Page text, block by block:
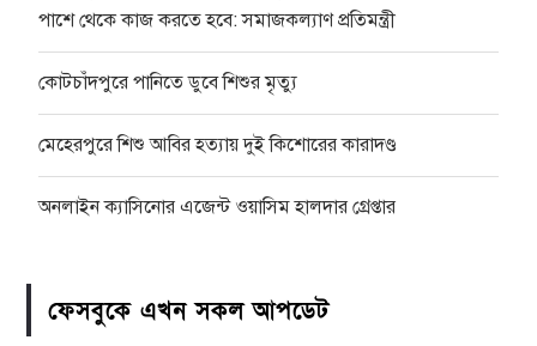
পাশে থেকে কাজ করতে হবে: সমাজকল্যাণ প্রতিমন্ত্রী
কোটচাঁদপুরে পানিতে ডুবে শিশুর মৃত্যু
মেহেরপুরে শিশু আবির হত্যায় দুই কিশোরের কারাদণ্ড
অনলাইন ক্যাসিনোর এজেন্ট ওয়াসিম হালদার গ্রেপ্তার
ফেসবুকে এখন সকল আপডেট